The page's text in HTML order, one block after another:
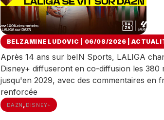
BELZAMINE LUDOVIC | 06/08/2026 |
Après 14 ans sur beIN Sports, LALIGA
Disney+ diffuseront en co-diffusion les 380
jusqu'en 2029, avec des commentaires en
renforcée
DAZN , DISNEY+